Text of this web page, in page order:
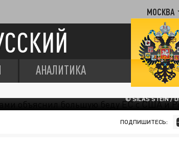
МОСКВА
АНАЛИТИКА
© SILAS STEIN /
ПОДПИШИТЕСЬ: